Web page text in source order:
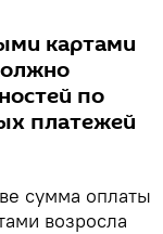
картами
по
платежей
сумма оплаты
возросла